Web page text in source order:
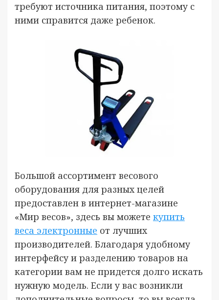
требуют источника питания, поэтому с
ними справится даже ребенок.
Большой ассортимент весового
оборудования для разных целей
предоставлен в интернет-магазине
«Мир весов», здесь вы можете купить
веса электронные от лучших
производителей. Благодаря удобному
интерфейсу и разделению товаров на
категории вам не придется долго искать
нужную модель. Если у вас возникли